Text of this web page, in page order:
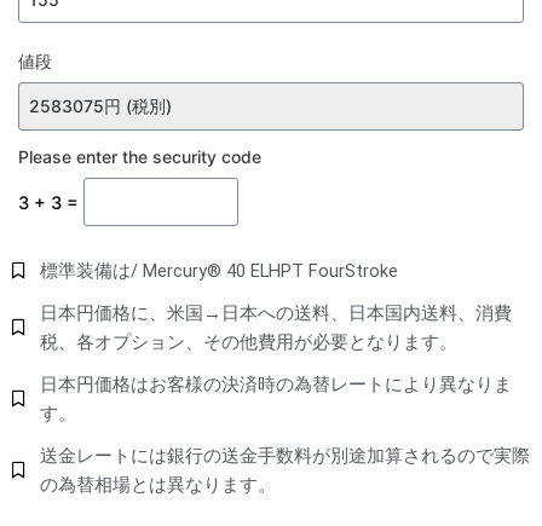
値段
Please enter the security code
3 + 3 =
標準装備は/ Mercury® 40 ELHPT FourStroke
日本円価格に、米国→日本への送料、日本国内送料、消費
税、各オプション、その他費用が必要となります。
日本円価格はお客様の決済時の為替レートにより異なりま
す。
送金レートには銀行の送金手数料が別途加算されるので実際
の為替相場とは異なります。